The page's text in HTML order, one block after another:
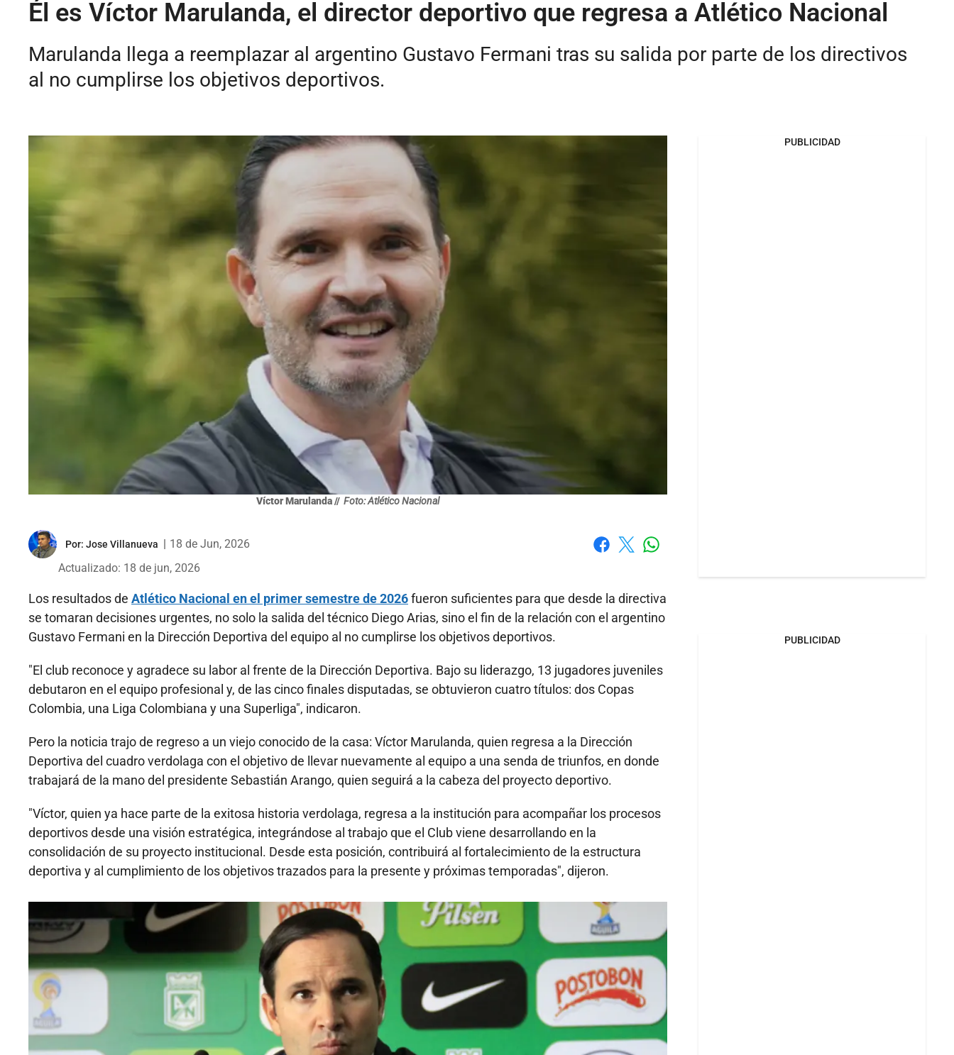
Él es Víctor Marulanda, el director deportivo que regresa a Atlético Nacional
Marulanda llega a reemplazar al argentino Gustavo Fermani tras su salida por parte de los directivos
al no cumplirse los objetivos deportivos.
Víctor Marulanda // Foto: Atlético Nacional
Por: Jose Villanueva
18 de Jun, 2026
Actualizado: 18 de jun, 2026
Los resultados de Atlético Nacional en el primer semestre de 2026fueron suficientes para que desde la directiva
se tomaran decisiones urgentes, no solo la salida del técnico Diego Arias, sino el fin de la relación con el argentino
Gustavo Fermani en la Dirección Deportiva del equipo al no cumplirse los objetivos deportivos.
"El club reconoce y agradece su labor al frente de la Dirección Deportiva. Bajo su liderazgo, 13 jugadores juveniles
debutaron en el equipo profesional y, de las cinco finales disputadas, se obtuvieron cuatro títulos: dos Copas
Colombia, una Liga Colombiana y una Superliga", indicaron.
Pero la noticia trajo de regreso a un viejo conocido de la casa: Víctor Marulanda, quien regresa a la Dirección
Deportiva del cuadro verdolaga con el objetivo de llevar nuevamente al equipo a una senda de triunfos, en donde
trabajará de la mano del presidente Sebastián Arango, quien seguirá a la cabeza del proyecto deportivo.
"Víctor, quien ya hace parte de la exitosa historia verdolaga, regresa a la institución para acompañar los procesos
deportivos desde una visión estratégica, integrándose al trabajo que el Club viene desarrollando en la
consolidación de su proyecto institucional. Desde esta posición, contribuirá al fortalecimiento de la estructura
deportiva y al cumplimiento de los objetivos trazados para la presente y próximas temporadas", dijeron.
PUBLICIDAD
PUBLICIDAD